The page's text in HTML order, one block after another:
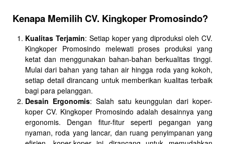
Kenapa Memilih CV. Kingkoper Promosindo?
Kualitas Terjamin: Setiap koper yang diproduksi oleh CV.
Kingkoper Promosindo melewati proses produksi yang
ketat dan menggunakan bahan-bahan berkualitas tinggi.
Mulai dari bahan yang tahan air hingga roda yang kokoh,
setiap detail dirancang untuk memberikan kualitas terbaik
bagi para pelanggan.
Desain Ergonomis: Salah satu keunggulan dari koper-
koper CV. Kingkoper Promosindo adalah desainnya yang
ergonomis. Dengan fitur-fitur seperti pegangan yang
nyaman, roda yang lancar, dan ruang penyimpanan yang